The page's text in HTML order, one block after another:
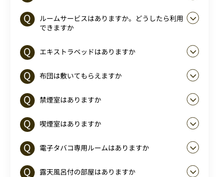
ルームサービスはありますか。どうしたら利用
できますか
エキストラベッドはありますか
布団は敷いてもらえますか
禁煙室はありますか
喫煙室はありますか
電子タバコ専用ルームはありますか
露天風呂付の部屋はありますか